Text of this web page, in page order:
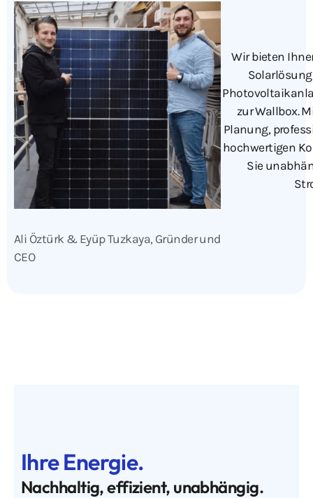
Ali Öztürk & Eyüp Tuzkaya, Gründer und
CEO
Wir bieten
zur Wallbox.
Planung,
hochwertigen
Sie
Ihre Energie.
Nachhaltig, effizient, unabhängig.